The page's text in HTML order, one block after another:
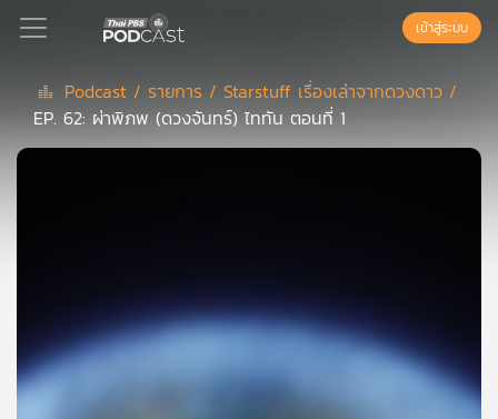
Podcast
เพล
เข้าสู่ระบบ
Podcast / รายการ / Starstuff เรื่องเล่าจากดวงดาว /
EP. 62: ผ่าพิภพ (ดวงจันทร์) ไททัน ตอนที่ 1